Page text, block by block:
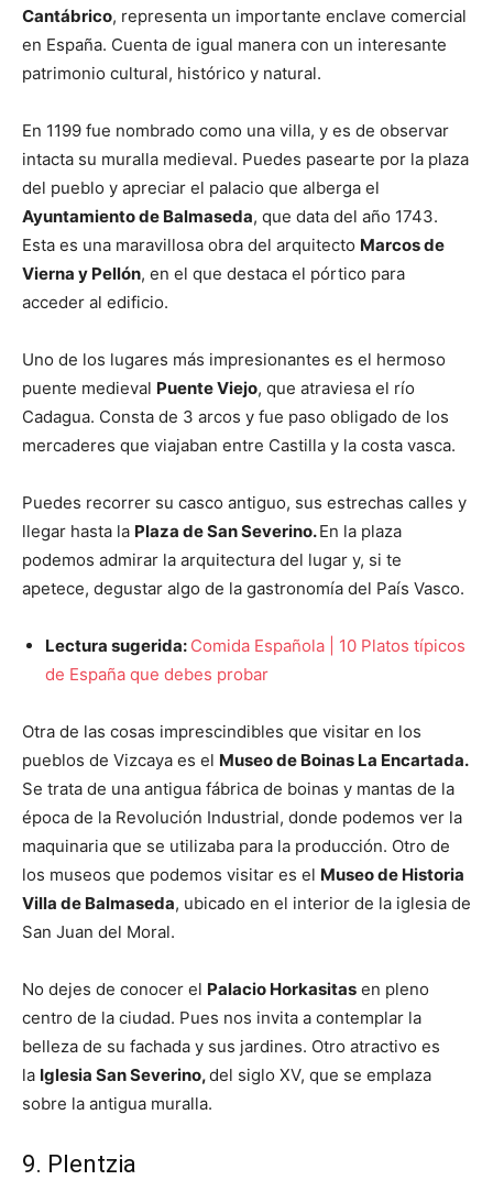
Cantábrico, representa un importante enclave comercial
en España. Cuenta de igual manera con un interesante
patrimonio cultural, histórico y natural.
En 1199 fue nombrado como una villa, y es de observar
intacta su muralla medieval. Puedes pasearte por la plaza
del pueblo y apreciar el palacio que alberga el
Ayuntamiento de Balmaseda, que data del año 1743.
Esta es una maravillosa obra del arquitecto Marcos de
Vierna y Pellón, en el que destaca el pórtico para
acceder al edificio.
Uno de los lugares más impresionantes es el hermoso
puente medieval Puente Viejo, que atraviesa el río
Cadagua. Consta de 3 arcos y fue paso obligado de los
mercaderes que viajaban entre Castilla y la costa vasca.
Puedes recorrer su casco antiguo, sus estrechas calles y
llegar hasta la Plaza de San Severino.En la plaza
podemos admirar la arquitectura del lugar y, si te
apetece, degustar algo de la gastronomía del País Vasco.
Lectura sugerida: Comida Española | 10 Platos típicos
de España que debes probar
Otra de las cosas imprescindibles que visitar en los
pueblos de Vizcaya es el Museo de Boinas La Encartada.
Se trata de una antigua fábrica de boinas y mantas de la
época de la Revolución Industrial, donde podemos ver la
maquinaria que se utilizaba para la producción. Otro de
los museos que podemos visitar es el Museo de Historia
Villa de Balmaseda, ubicado en el interior de la iglesia de
San Juan del Moral.
No dejes de conocer el Palacio Horkasitas en pleno
centro de la ciudad. Pues nos invita a contemplar la
belleza de su fachada y sus jardines. Otro atractivo es
la Iglesia San Severino,del siglo XV, que se emplaza
sobre la antigua muralla.
9. Plentzia